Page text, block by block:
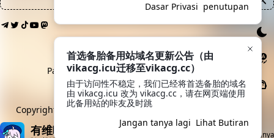
Pautan Rakan: LaoMao·希月学园·鲲Galgame
Moe ICP 20213769
Copyright © 2019-2026VikACG Pte. Ltd.
有维咔App就够了 Muat turun aplikasinya
Dasar Privasi penutupan
首选备胎备用站域名更新公告（由
vikacg.icu迁移至vikacg.cc）
由于访问性不稳定，我们已经将首选备胎的域名
由 vikacg.icu 改为 vikacg.cc，请在网页端使用
此备用站的咔友及时跳
Jangan tanya lagi Lihat Butiran